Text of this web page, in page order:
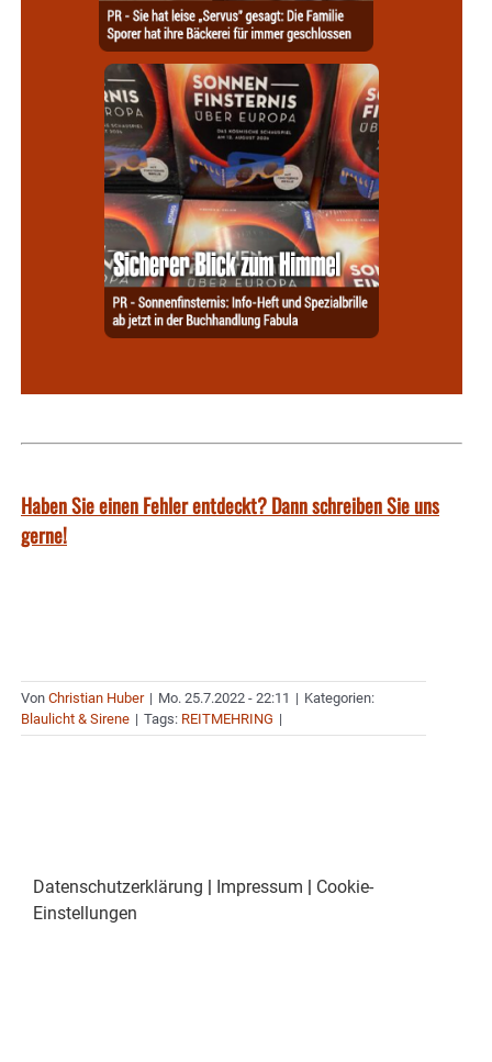
Haben Sie einen Fehler entdeckt? Dann schreiben Sie uns
gerne!
Von Christian Huber | Mo. 25.7.2022 - 22:11 | Kategorien:
Blaulicht & Sirene | Tags: REITMEHRING |
Datenschutzerklärung Impressum
Cookie-
Einstellungen